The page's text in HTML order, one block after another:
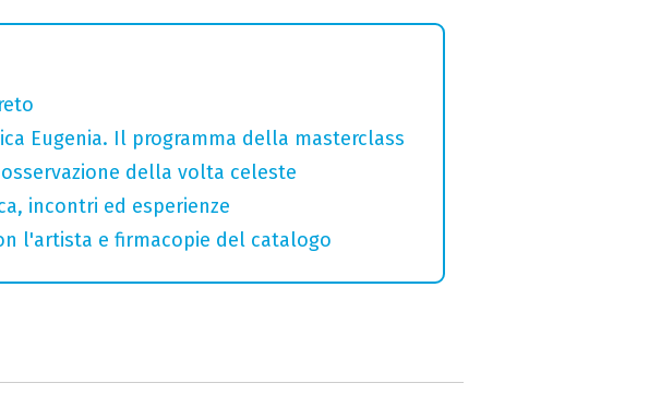
Eugenia. Il programma della masterclass
della volta celeste
incontri ed esperienze
l'artista e firmacopie del catalogo